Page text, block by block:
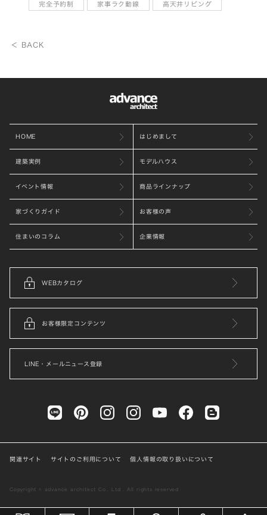
完全予約制 家事ラク動線 高天井リビング
＜ BACK
HOME はじめまして
建築実例 モデルハウス
イベント情報 商品ラインナップ
家づくりガイド お客様の声
住まいのコラム 企業情報
WEBカタログ
お客様限定コンテンツ
LINE・メールニュース登録
関連サイト サイトのご利用について 個人情報の取り扱いについて
Copyright © advance architect Co., Ltd . All rights reserved